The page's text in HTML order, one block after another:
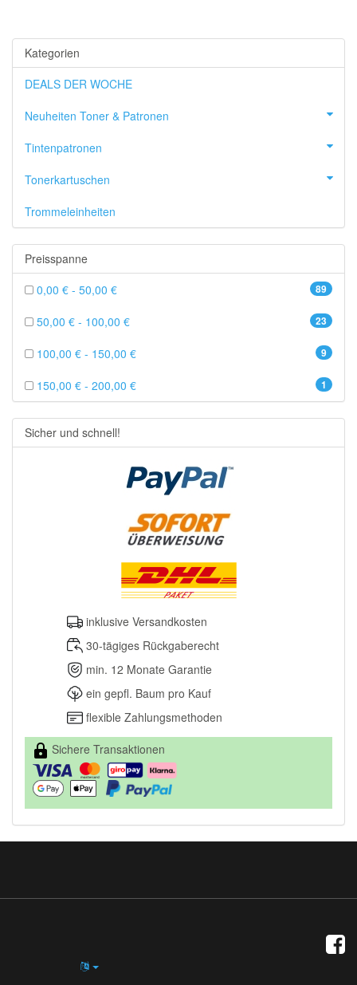
Kategorien
DEALS DER WOCHE
Neuheiten Toner & Patronen
Tintenpatronen
Tonerkartuschen
Trommeleinheiten
Preisspanne
89
0,00 € - 50,00 €
23
50,00 € - 100,00 €
9
100,00 € - 150,00 €
1
150,00 € - 200,00 €
Sicher und schnell!
inklusive Versandkosten
30-tägiges Rückgaberecht
min. 12 Monate Garantie
ein gepfl. Baum pro Kauf
flexible Zahlungsmethoden
Sichere Transaktionen